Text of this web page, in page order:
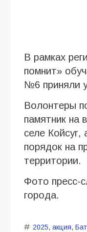
В рамках
помнит»
№6 приняли
Волонтеры
памятник на
селе Койсуг,
порядок на
территории.
Фото пресс-
города.
2025, акция,